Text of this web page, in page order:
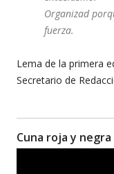
Organizad
fuerza.
Lema de la primera
Secretario de
Cuna roja y negra